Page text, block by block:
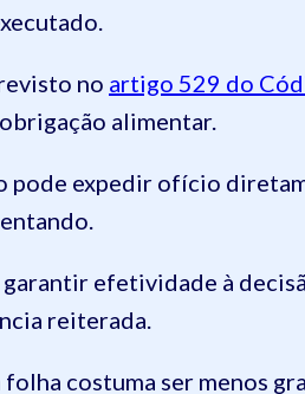
no artigo 529 do
alimentar.
pode expedir ofício
efetividade à
reiterada.
costuma ser menos